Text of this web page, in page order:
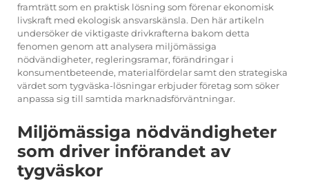
framträtt som en praktisk lösning som förenar ekonomisk
livskraft med ekologisk ansvarskänsla. Den här artikeln
undersöker de viktigaste drivkrafterna bakom detta
fenomen genom att analysera miljömässiga
nödvändigheter, regleringsramar, förändringar i
konsumentbeteende, materialfördelar samt den strategiska
värdet som tygväska-lösningar erbjuder företag som söker
anpassa sig till samtida marknadsförväntningar.
Miljömässiga nödvändigheter
som driver införandet av
tygväskor